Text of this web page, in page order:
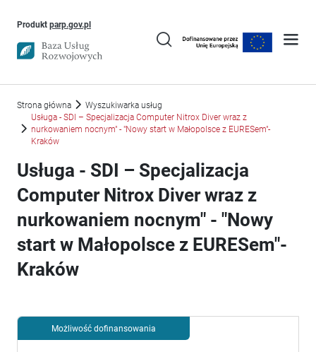
Produkt parp.gov.plUwaga, link otworzy się w nowym oknie
Strona główna
Wyszukiwarka usług
Usługa - SDI – Specjalizacja Computer Nitrox Diver wraz z
nurkowaniem nocnym" - "Nowy start w Małopolsce z EURESem"-
Kraków
Usługa - SDI – Specjalizacja
Computer Nitrox Diver wraz z
nurkowaniem nocnym" - "Nowy
start w Małopolsce z EURESem"-
Kraków
Możliwość dofinansowania